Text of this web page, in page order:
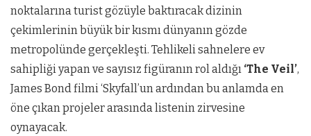
noktalarına turist gözüyle baktıracak dizinin
çekimlerinin büyük bir kısmı dünyanın gözde
metropolünde gerçekleşti. Tehlikeli sahnelere ev
sahipliği yapan ve sayısız figüranın rol aldığı ‘The Veil’,
James Bond filmi ‘Skyfall’un ardından bu anlamda en
öne çıkan projeler arasında listenin zirvesine
oynayacak.